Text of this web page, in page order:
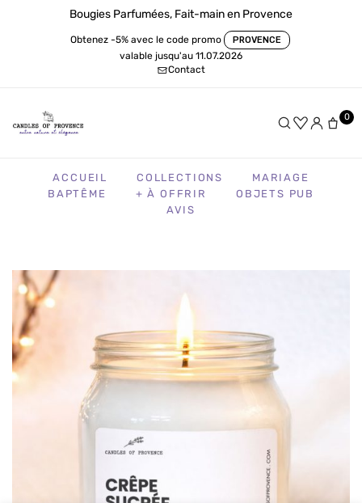
Bougies Parfumées, Fait-main en Provence
Obtenez -5% avec le code promo PROVENCE
valable jusqu'au 11.07.2026
Contact
0
ACCUEIL COLLECTIONS
MARIAGE
BAPTÊME
+ À OFFRIR
OBJETS PUB
AVIS